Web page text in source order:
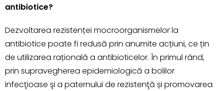
antibiotice?
Dezvoltarea rezistenței mocroorganismelor la
antibiotice poate fi redusă prin anumite acțiuni, ce țin
de utilizarea rațională a antibioticelor. În primul rând,
prin supravegherea epidemiologică a bolilor
infecţioase şi a paternului de rezistenţă și promovarea